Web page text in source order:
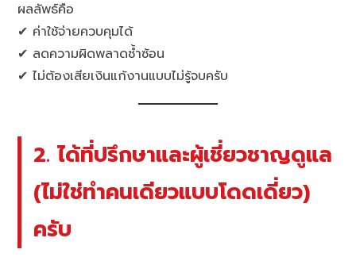
ผลลัพธ์คือ
✔ ค่าใช้จ่ายควบคุมได้
✔ ลดความผิดพลาดซ้ำซ้อน
✔ ไม่ต้องเสียเงินแก้งานแบบไม่รู้จบครับ
2. ได้ที่ปรึกษาและผู้เชี่ยวชาญดูแล
(ไม่ใช่ทำคนเดียวแบบโดดเดี่ยว)
ครับ